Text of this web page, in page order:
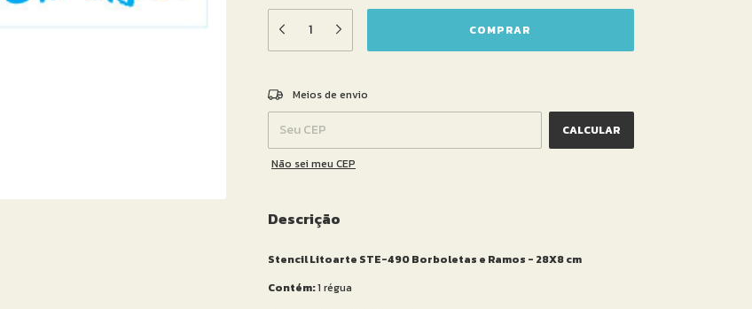
Entregas para o CEP:
Meios de envio
CALCULAR
Não sei meu CEP
Descrição
Stencil Litoarte STE-490 Borboletas e Ramos - 28X8 cm
Contém:1 régua